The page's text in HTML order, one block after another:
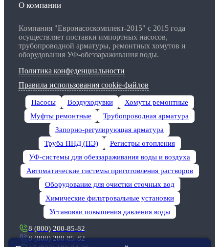
О компании
Компания "Евронасоскомплект-2015" с 2015 года
осуществляет поставки импортных насосов,
трубопроводной арматуры, ремонтных хомутов и
оборудования УФ-обеззараживания воды.
Политика конфеденциальности
Правила использования cookie-файлов
Насосы Воздуходувки
Хомуты ремонтные
Муфты ремонтные
Трубопроводная арматура
Запорно-регулирующая арматура
Труба ПНД (ПЭ)
Регистры отопления
УФ-системы для обеззараживания воды и воздуха
Автоматические системы приготовления растворов
Оборудование для очистки сточных вод
Химические фильтровальные установки
Установки повышения давления воды
8 (800) 200-85-82
8 (800) 200-85-82